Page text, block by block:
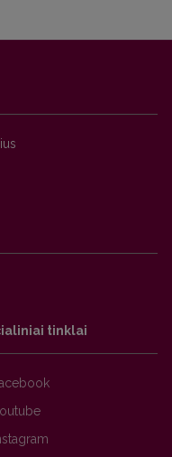
tinklai